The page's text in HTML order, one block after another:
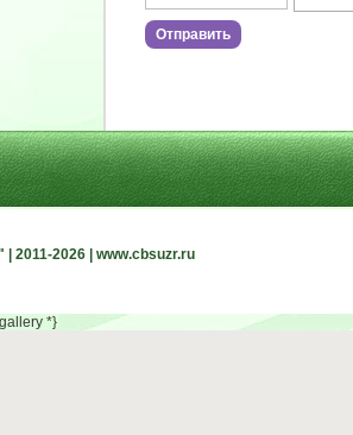
2026 | www.cbsuzr.ru
2026 | www.cbsuzr.ru
*}